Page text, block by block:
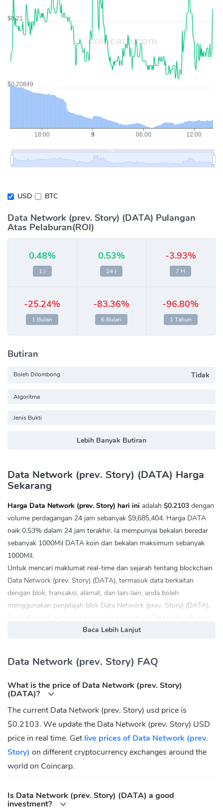
USD BTC
Data Network (prev. Story) (DATA) Pulangan
Atas Pelaburan(ROI)
0.48%
1 J
0.53%
24 J
-3.93%
7 H
-25.24%
1 Bulan
-83.36%
6 Bulan
-96.80%
1 Tahun
Butiran
Boleh Dilombong Tidak
Algoritma
Jenis Bukti
Lebih Banyak Butiran
Data Network (prev. Story) (DATA) Harga
Sekarang
Harga Data Network (prev. Story) hari ini adalah $0.2103 dengan
volume perdagangan 24 jam sebanyak $9,685,404. Harga DATA
naik 0.53% dalam 24 jam terakhir. Ia mempunyai bekalan beredar
sebanyak 1000Mil DATA koin dan bekalan maksimum sebanyak
1000Mil.
Untuk mencari maklumat real-time dan sejarah tentang blockchain
Data Network (prev. Story) (DATA), termasuk data berkaitan
dengan blok, transaksi, alamat, dan lain-lain, anda boleh
menggunakan penjelajah blok Data Network (prev. Story) (DATA).
Berikut adalah beberapa penjelajah blockchain Data Network (prev.
Story) (DATA) yang paling popular dan berguna:
Data Network (prev. Story) (DATA) Laman web rasmi:
Data Network (prev. Story) (DATA) Komuniti
Twitter:https://x.com/StoryProtocol
Discord: https://discord.gg/storyprotocol
Baca Lebih Lanjut
Data Network (prev. Story) FAQ
What is the price of Data Network (prev. Story)
(DATA)?
The current Data Network (prev. Story) usd price is
$0.2103. We update the Data Network (prev. Story) USD
price in real time. Getlive prices of Data Network (prev.
Story) on different cryptocurrency exchanges around the
world on Coincarp.
Is Data Network (prev. Story) (DATA) a good
investment?